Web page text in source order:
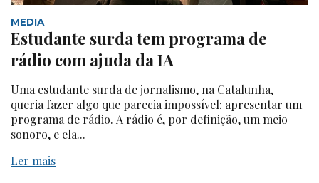
MEDIA
Estudante surda tem programa de
rádio com ajuda da IA
Uma estudante surda de jornalismo, na Catalunha,
queria fazer algo que parecia impossível: apresentar um
programa de rádio. A rádio é, por definição, um meio
sonoro, e ela...
Ler mais